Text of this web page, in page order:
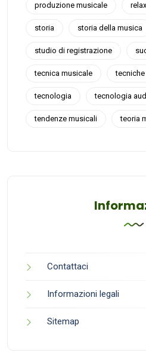
produzione musicale relax
storia storia della musica
studio di registrazione
tecnica musicale
tecnologia tecnologia
tendenze musicali teoria
Contattaci
Informazioni legali
Sitemap